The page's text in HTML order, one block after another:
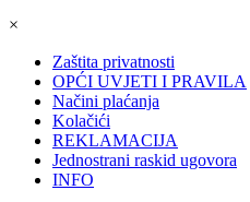
×
Zaštita privatnosti
OPĆI UVJETI I PRAVILA
Načini plaćanja
Kolačići
REKLAMACIJA
Jednostrani raskid ugovora
INFO